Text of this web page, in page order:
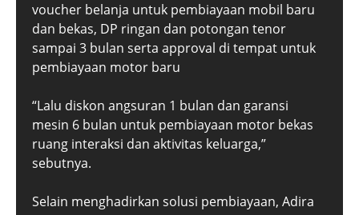
voucher belanja untuk pembiayaan mobil baru
dan bekas, DP ringan dan potongan tenor
sampai 3 bulan serta approval di tempat untuk
pembiayaan motor baru
“Lalu diskon angsuran 1 bulan dan garansi
mesin 6 bulan untuk pembiayaan motor bekas
ruang interaksi dan aktivitas keluarga,”
sebutnya.
Selain menghadirkan solusi pembiayaan, Adira